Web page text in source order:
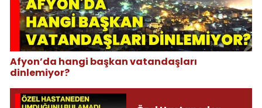
Afyon’da hangi başkan vatandaşları
dinlemiyor?